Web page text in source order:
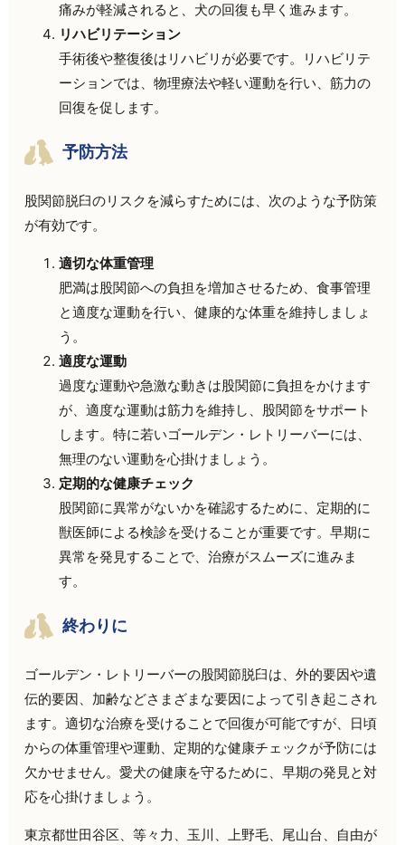
痛みが軽減されると、犬の回復も早く進みます。
リハビリテーション
手術後や整復後はリハビリが必要です。リハビリテ
ーションでは、物理療法や軽い運動を行い、筋力の
回復を促します。
予防方法
股関節脱臼のリスクを減らすためには、次のような予防策
が有効です。
適切な体重管理
肥満は股関節への負担を増加させるため、食事管理
と適度な運動を行い、健康的な体重を維持しましょ
う。
適度な運動
過度な運動や急激な動きは股関節に負担をかけます
が、適度な運動は筋力を維持し、股関節をサポート
します。特に若いゴールデン・レトリーバーには、
無理のない運動を心掛けましょう。
定期的な健康チェック
股関節に異常がないかを確認するために、定期的に
獣医師による検診を受けることが重要です。早期に
異常を発見することで、治療がスムーズに進みま
す。
終わりに
ゴールデン・レトリーバーの股関節脱臼は、外的要因や遺
伝的要因、加齢などさまざまな要因によって引き起こされ
ます。適切な治療を受けることで回復が可能ですが、日頃
からの体重管理や運動、定期的な健康チェックが予防には
欠かせません。愛犬の健康を守るために、早期の発見と対
応を心掛けましょう。
東京都世田谷区、等々力、玉川、上野毛、尾山台、自由が